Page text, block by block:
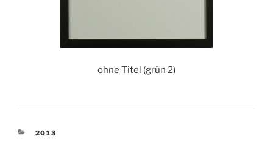
ohne Titel (grün 2)
KATEGORIEN
2013